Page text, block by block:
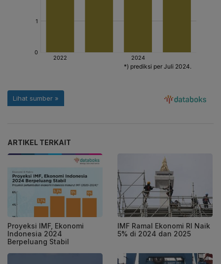
ARTIKEL TERKAIT
Proyeksi IMF, Ekonomi
Indonesia 2024
Berpeluang Stabil
IMF Ramal Ekonomi RI Naik
5% di 2024 dan 2025